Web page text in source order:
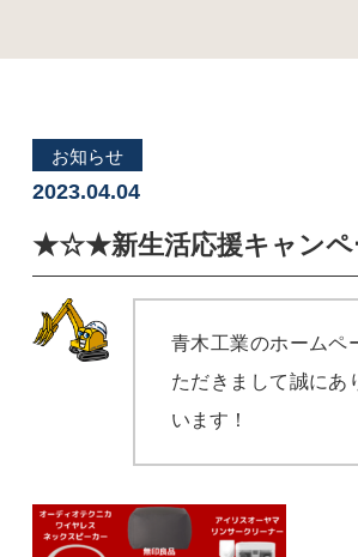
お知らせ
2023.04.04
★☆★新生活応援キャン
青木工業のホームペ
ただきまして誠にあ
います！